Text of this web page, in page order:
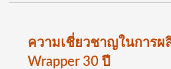
ความเชี่ยวชาญในการผ
Wrapper 30 ปี